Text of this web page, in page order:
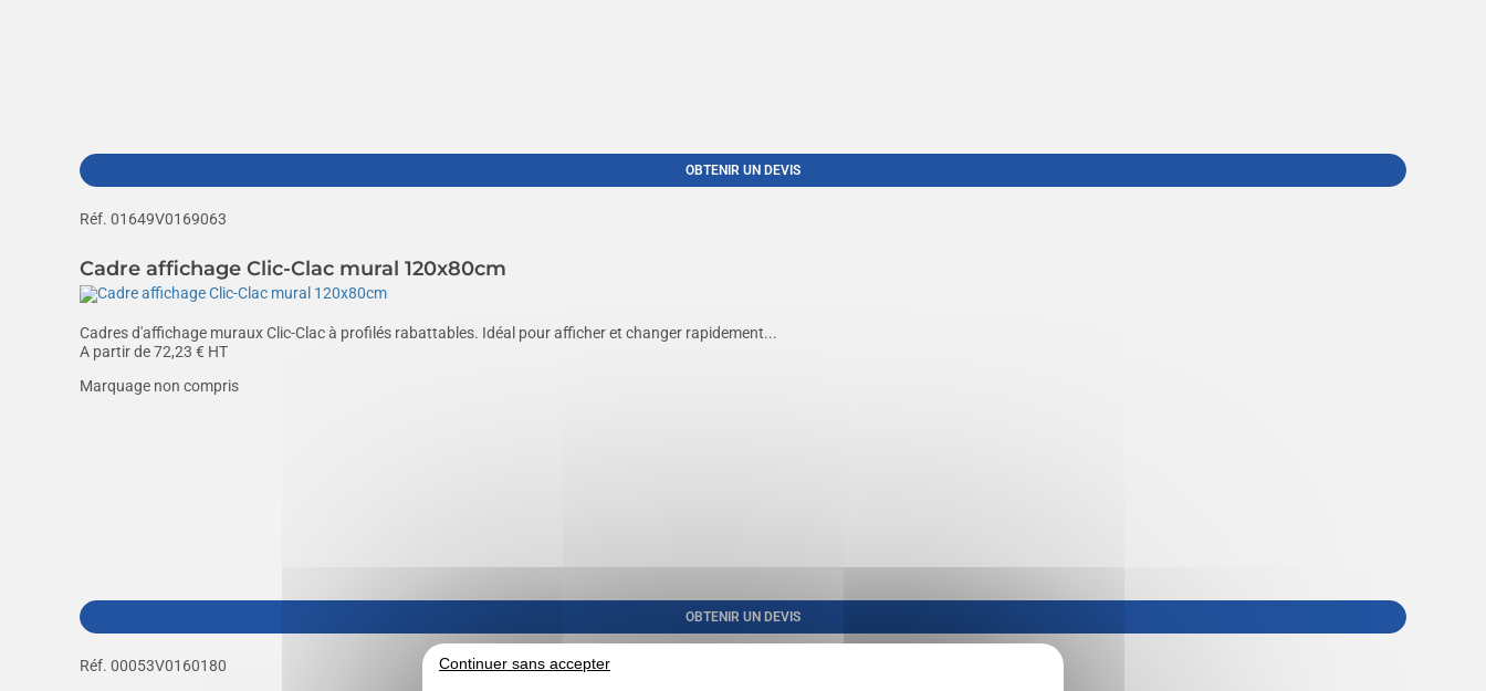
OBTENIR UN DEVIS
Réf. 01649V0169063
Cadre affichage Clic-Clac mural 120x80cm
Cadres d'affichage muraux Clic-Clac à profilés rabattables. Idéal pour afficher et changer rapidement...
A partir de72,23 € HT
Marquage non compris
OBTENIR UN DEVIS
Réf. 00053V0160180 Continuer sans accepter